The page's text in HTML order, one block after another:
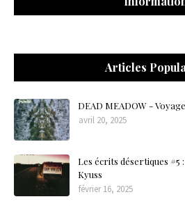
Articles
DEAD MEADOW -
avril 20, 2025
Les écrits désertiques #5
Kyuss
février 16, 2025